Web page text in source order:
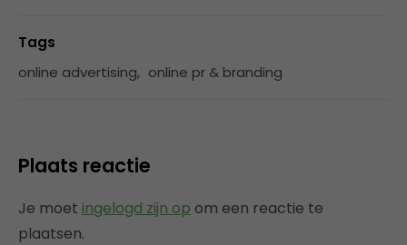
Tags
online advertising, online pr & branding
Plaats reactie
Je moet ingelogd zijn op om een reactie te
plaatsen.